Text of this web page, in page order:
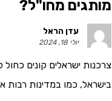
מותגים מחו"ל?
עדן הראל
יולי 18, 2024
צרכנות ישראלים קונים כחול
בישראל, כמו במדינות